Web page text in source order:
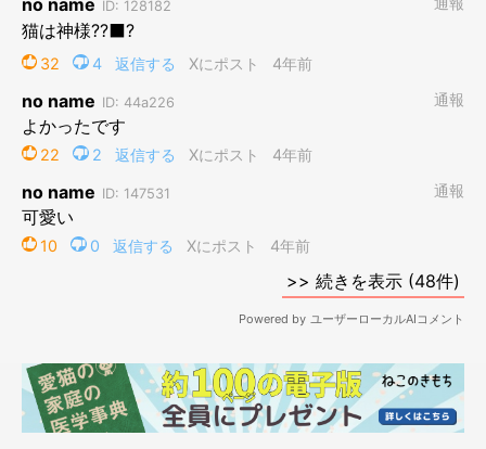
Uber Eatsの配達員に扮した子猫の可愛さ爆発♪（ねこのきもちWEB MAGAZINE）
「Twitterユーザー@minira_diaryさんの愛猫・みにらくんは、コ
ロナ禍で有名になった配達員に扮しています。なんとこのバッグ
さんがいたら……想像するだけで癒やされますね。
のお布団などをたくさん制作されています」（ねこのきもちWEB
MAGAZINE編集長）